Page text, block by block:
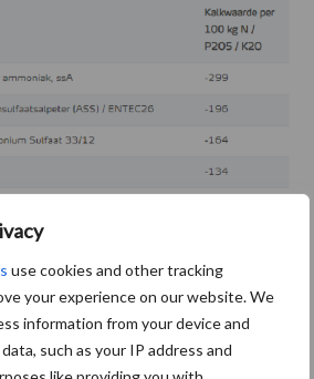
use cookies and other tracking
your experience on our website. We
information from your device and
such as your IP address and